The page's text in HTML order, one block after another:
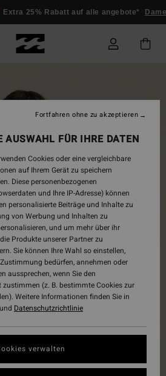
25% Rabatt auf alle angebote* Damen
AUSWAHL FÜR IHRE DATEN
Cookies oder eine vergleichbare
auf Ihrem Gerät zu speichern
Diese personenbezogenen
und Ihre IP-Adresse) können
personalisierte Beiträge und Inhalte zu
von Werbung und Inhalten zu
und um mehr über ihr
Produkte unserer Partner zu
Sie können Ihre Wahl so einstellen,
bedürfen, annehmen oder
aussprechen, wenn Sie den
(z. B. bestimmte Cookies zur
Weitere Informationen finden Sie in
und Datenschutzrichtlinie
verwalten
Fortfahren ohne zu akzeptieren